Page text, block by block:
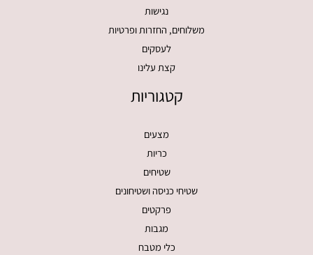
נגישות
משלוחים, החזרות ופרטיות
לעסקים
קצת עלינו
קטגוריות
מצעים
כריות
שטיחים
שטיחי כניסה ושטיחונים
פרקטים
מגבות
כלי מטבח